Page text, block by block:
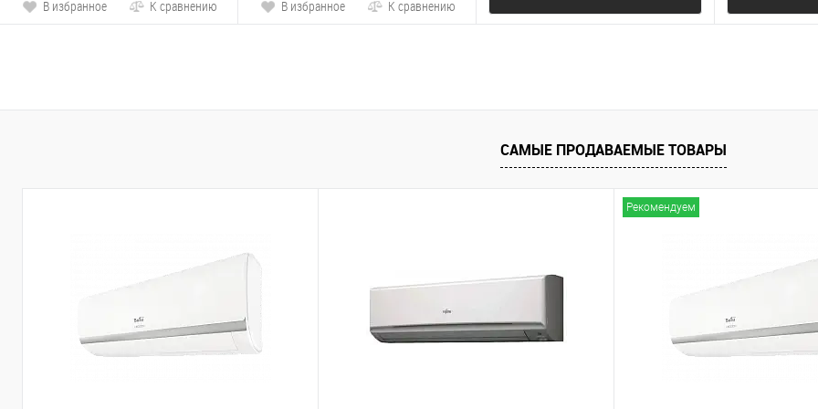
В избранное
К сравнению
В избранное
К сравнению
САМЫЕ ПРОДАВАЕМЫЕ ТОВАРЫ
Рекомендуем